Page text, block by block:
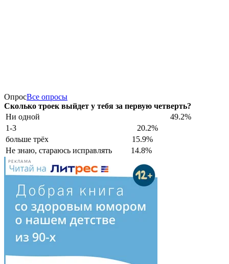
ОпросВсе опросы
Сколько троек выйдет у тебя за первую четверть?
Ни одной
49.2%
1-3
20.2%
больше трёх
15.9%
Не знаю, стараюсь исправлять
14.8%
РЕКЛАМА